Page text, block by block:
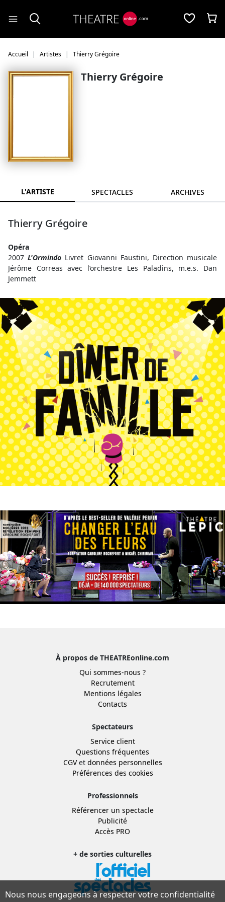
Accueil Artistes Thierry Grégoire
Thierry Grégoire
L'ARTISTE SPECTACLES ARCHIVES
Thierry Grégoire
Opéra
2007L'Ormindo Livret Giovanni Faustini, Direction musicale
Jérôme Correas avec l’orchestre Les Paladins, m.e.s. Dan
Jemmett
À propos de THEATREonline.com
Qui sommes-nous ?
Recrutement
Mentions légales
Contacts
Spectateurs
Service client
Questions fréquentes
CGVet données personnelles
Préférences des cookies
Professionnels
Référencer un spectacle
Publicité
Accès PRO
+ de sorties culturelles
Nous nous engageons à respecter votre confidentialité